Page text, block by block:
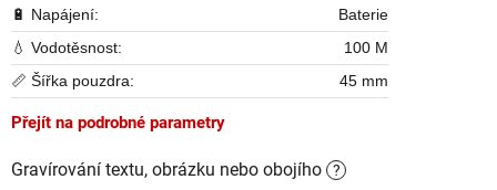
🔋 Napájení:
Baterie
💧 Vodotěsnost:
100 M
📏 Šířka pouzdra:
45 mm
Přejít na podrobné parametry
Gravírování textu, obrázku nebo obojího ?